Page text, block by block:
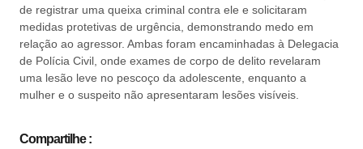
de registrar uma queixa criminal contra ele e solicitaram
medidas protetivas de urgência, demonstrando medo em
relação ao agressor. Ambas foram encaminhadas à Delegacia
de Polícia Civil, onde exames de corpo de delito revelaram
uma lesão leve no pescoço da adolescente, enquanto a
mulher e o suspeito não apresentaram lesões visíveis.
Compartilhe :